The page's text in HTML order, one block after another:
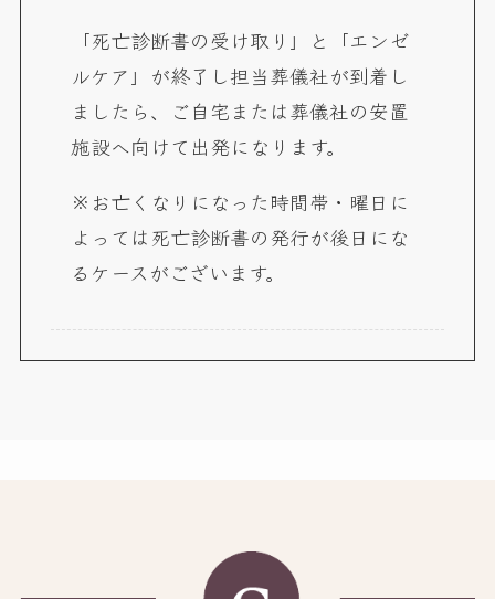
「死亡診断書の受け取り」と「エンゼ
ルケア」が終了し担当葬儀社が到着し
ましたら、ご自宅または葬儀社の安置
施設へ向けて出発になります。
※お亡くなりになった時間帯・曜日に
よっては死亡診断書の発行が後日にな
るケースがございます。